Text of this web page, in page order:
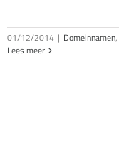
01/12/2014 | Domeinnamen,
Lees meer